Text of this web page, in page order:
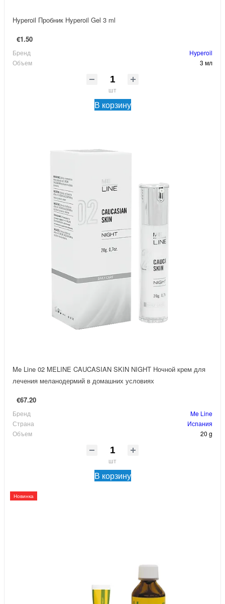
Hyperoil Пробник Hyperoil Gel 3 ml
€1.50
Бренд
Hyperoil
Объем
3 мл
шт
В корзину
Me Line 02 MELINE CAUCASIAN SKIN NIGHT Ночной крем для
лечения меланодермий в домашних условиях
€67.20
Бренд
Me Line
Страна
Испания
Объем
20 g
шт
В корзину
Новинка